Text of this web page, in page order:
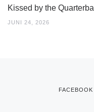
Kissed by the
JUNI 24, 2026
FACEBOOK